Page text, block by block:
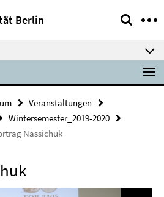
Berlin
Veranstaltungen
Wintersemester_2019-2020
Nassichuk